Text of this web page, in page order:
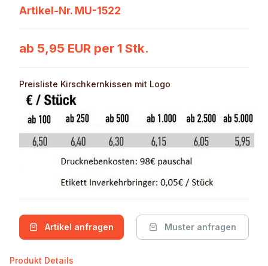
Artikel-Nr. MU-1522
ab 5,95 EUR per 1 Stk.
Preisliste Kirschkernkissen mit Logo
Artikel anfragen Muster anfragen
Produkt Details